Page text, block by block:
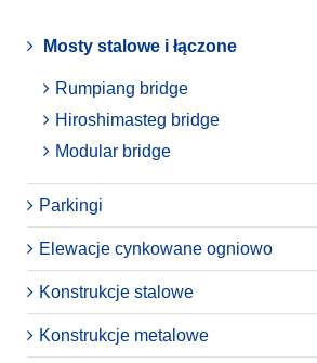
Mosty stalowe i łączone
Rumpiang bridge
Hiroshimasteg bridge
Modular bridge
Parkingi
Elewacje cynkowane ogniowo
Konstrukcje stalowe
Konstrukcje metalowe